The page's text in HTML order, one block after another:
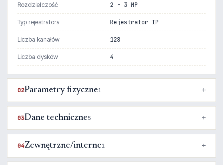
Rozdzielczość 2 - 3 MP
Typ rejestratora Rejestrator IP
Liczba kanałów 128
Liczba dysków 4
02Parametry fizyczne1
03Dane techniczne5
04Zewnętrzne/interne1